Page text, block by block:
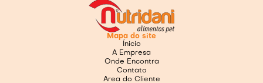
Mapa do site
Ínicio
A Empresa
Onde Encontra
Contato
Area do Cliente